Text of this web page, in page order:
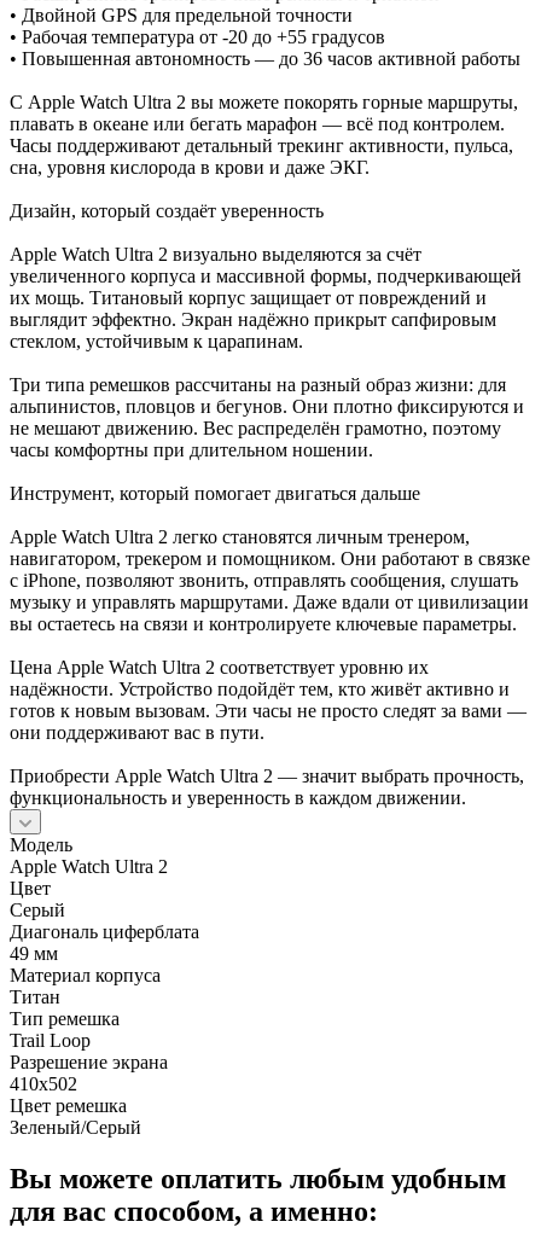
• Двойной GPS для предельной точности
• Рабочая температура от -20 до +55 градусов
• Повышенная автономность — до 36 часов активной работы
С Apple Watch Ultra 2 вы можете покорять горные маршруты,
плавать в океане или бегать марафон — всё под контролем.
Часы поддерживают детальный трекинг активности, пульса,
сна, уровня кислорода в крови и даже ЭКГ.
Дизайн, который создаёт уверенность
Apple Watch Ultra 2 визуально выделяются за счёт
увеличенного корпуса и массивной формы, подчеркивающей
их мощь. Титановый корпус защищает от повреждений и
выглядит эффектно. Экран надёжно прикрыт сапфировым
стеклом, устойчивым к царапинам.
Три типа ремешков рассчитаны на разный образ жизни: для
альпинистов, пловцов и бегунов. Они плотно фиксируются и
не мешают движению. Вес распределён грамотно, поэтому
часы комфортны при длительном ношении.
Инструмент, который помогает двигаться дальше
Apple Watch Ultra 2 легко становятся личным тренером,
навигатором, трекером и помощником. Они работают в связке
с iPhone, позволяют звонить, отправлять сообщения, слушать
музыку и управлять маршрутами. Даже вдали от цивилизации
вы остаетесь на связи и контролируете ключевые параметры.
Цена Apple Watch Ultra 2 соответствует уровню их
надёжности. Устройство подойдёт тем, кто живёт активно и
готов к новым вызовам. Эти часы не просто следят за вами —
они поддерживают вас в пути.
Приобрести Apple Watch Ultra 2 — значит выбрать прочность,
функциональность и уверенность в каждом движении.
Модель
Apple Watch Ultra 2
Цвет
Серый
Диагональ циферблата
49 мм
Материал корпуса
Титан
Тип ремешка
Trail Loop
Разрешение экрана
410х502
Цвет ремешка
Зеленый/Серый
Вы можете оплатить любым удобным
для вас способом, а именно: